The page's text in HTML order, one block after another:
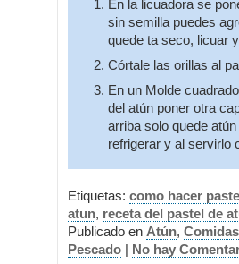
En la licuadora se
sin semilla puedes
quede ta seco, licuar
Córtale las orillas al
En un Molde
del atún poner otra
arriba solo quede
refrigerar y al servirlo
Etiquetas: como hacer
atun, receta del pastel de
Publicado en Atún, Comidas
Pescado | No hay